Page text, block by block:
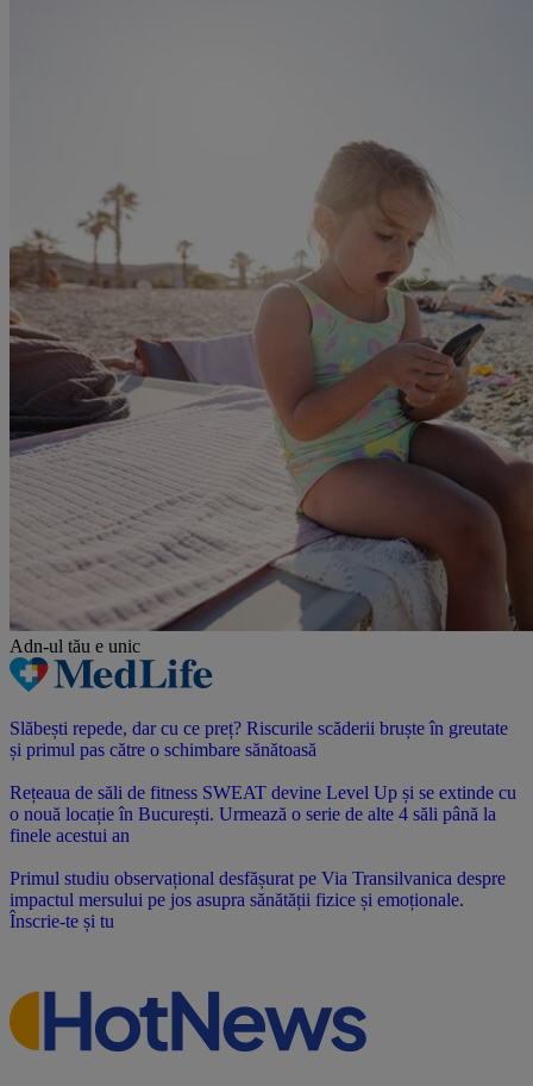
Adn-ul tău e unic
Slăbești repede, dar cu ce preț? Riscurile scăderii bruște în greutate
și primul pas către o schimbare sănătoasă
Rețeaua de săli de fitness SWEAT devine Level Up și se extinde cu
o nouă locație în București. Urmează o serie de alte 4 săli până la
finele acestui an
Primul studiu observațional desfășurat pe Via Transilvanica despre
impactul mersului pe jos asupra sănătății fizice și emoționale.
Înscrie-te și tu